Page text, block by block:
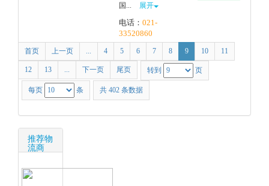
国...
展开
电话： 021-
33520860
首页 上一页 ... 4 5 6 7 8 9 10 11
12 13 ... 下一页 尾页 转到 页
每页 条 共 402 条数据
推荐物
流商